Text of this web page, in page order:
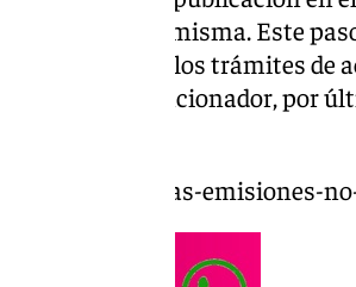
en vigor de la misma. Este
finalicen todos los trámites de
El régimen sancionador, por
zona-bajas-emisiones-